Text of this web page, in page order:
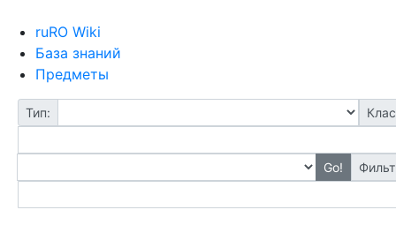
ruRO Wiki
База знаний
Предметы
Тип:
Go!